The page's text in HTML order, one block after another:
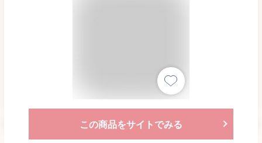
この商品をサイトでみる